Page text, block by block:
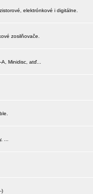
elektrónkové i digitálne.
zosilňovače.
Minidisc, atď...
...
)